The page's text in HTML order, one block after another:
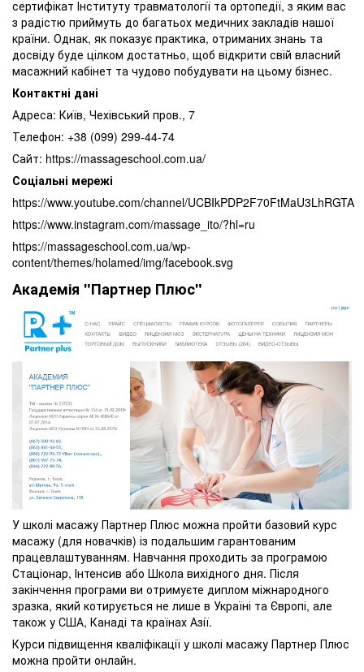
сертифікат Інституту травматології та ортопедії, з яким вас
з радістю приймуть до багатьох медичних закладів нашої
країни. Однак, як показує практика, отриманих знань та
досвіду буде цілком достатньо, щоб відкрити свій власний
масажний кабінет та чудово побудувати на цьому бізнес.
Контактні дані
Адреса: Київ, Чехівський пров., 7
Телефон: +38 (099) 299-44-74
Сайт: https://massageschool.com.ua/
Соціальні мережі
https://www.youtube.com/channel/UCBIkPDP2F70FtMaU3LhRGTA
https://www.instagram.com/massage_ito/?hl=ru
https://massageschool.com.ua/wp-
content/themes/holamed/img/facebook.svg
Академія "Партнер Плюс"
У школі масажу Партнер Плюс можна пройти базовий курс
масажу (для новачків) із подальшим гарантованим
працевлаштуванням. Навчання проходить за програмою
Стаціонар, Інтенсив або Школа вихідного дня. Після
закінчення програми ви отримуєте диплом міжнародного
зразка, який котирується не лише в Україні та Європі, але
також у США, Канаді та країнах Азії.
Курси підвищення кваліфікації у школі масажу Партнер Плюс
можна пройти онлайн.